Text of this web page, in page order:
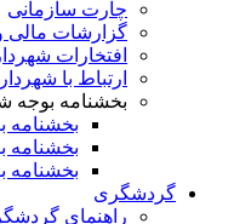
چارت سازمانی
گزارشات مالی و
افتخارات شهرداری
ارتباط با شهردار
بخشنامه بوجه
بخشنامه بوجه 1401
بخشنامه بوجه 1402
بخشنامه بوجه 1403
گردشگری
راهنمای گردشگری